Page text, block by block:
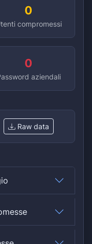
0
compromessi
0
aziendali
Raw data